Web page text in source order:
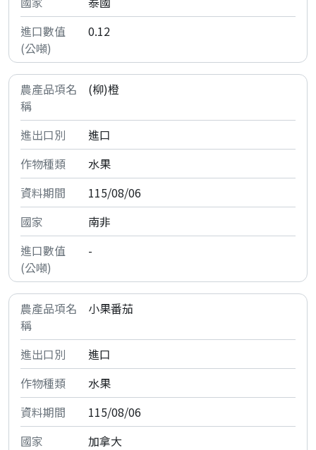
0.12
(柳)橙
進口
水果
115/08/06
南非
-
小果番茄
進口
水果
115/08/06
加拿大